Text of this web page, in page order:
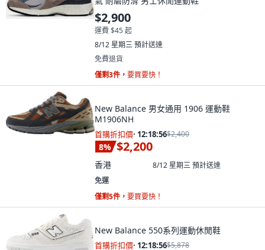
$2,900
運費 $45 起
8/12 星期三預計送達
免費退貨
僅剩3件， 要買要快！
New Balance 男女通用 1906 運動鞋
M1906NH
首購折扣價· 12:18:55$2,400
8% $2,200
香港 8/12 星期三預計送達
免運
僅剩5件， 要買要快！
New Balance 550系列運動休閒鞋
首購折扣價· 12:18:55$5,878